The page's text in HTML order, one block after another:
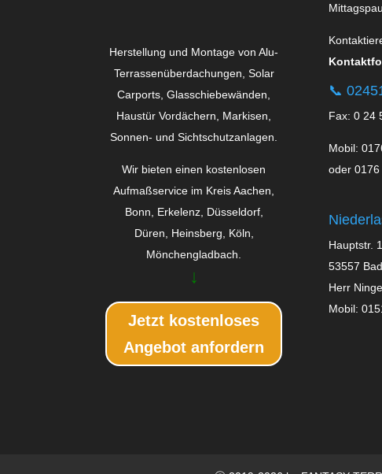
Herstellung und Montage von Alu-
Terrassenüberdachungen, Solar
Carports, Glas­schiebe­wänden,
Haustür Vordächern, Markisen,
Sonnen- und Sichtschutzanlagen.
Wir bieten einen kostenlosen
Aufmaßservice im Kreis Aachen,
Bonn, Erkelenz, Düsseldorf,
Düren, Heinsberg, Köln,
Mönchengladbach.
↓
Jetzt kostenloses
Angebot anfordern
📞
Fax: 0 24
Mobil:
oder 0176
Hauptstr.
53557
Herr
Mobil: